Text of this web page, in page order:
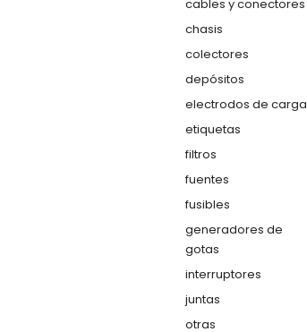
cables y conectores
chasis
colectores
depósitos
electrodos de carga
etiquetas
filtros
fuentes
fusibles
generadores de
gotas
interruptores
juntas
otras